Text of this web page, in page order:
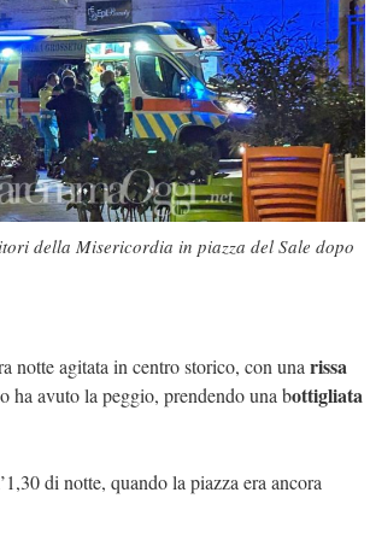
della Misericordia in piazza del Sale dopo
notte agitata in centro storico, con una rissa
ha avuto la peggio, prendendo una bottigliata
di notte, quando la piazza era ancora